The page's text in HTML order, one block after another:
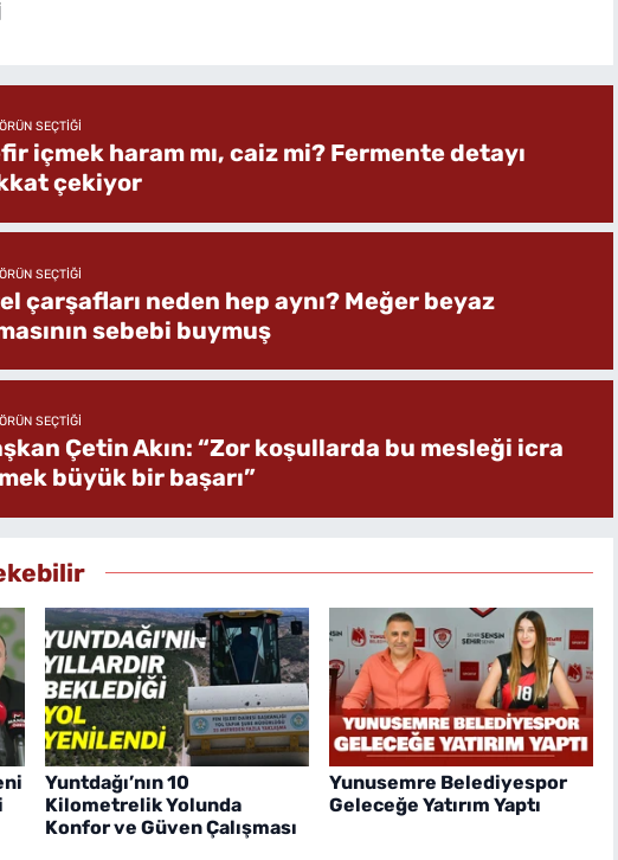
SEÇTIĞI
içmek haram mı, caiz mi? Fermente detayı
çekiyor
SEÇTIĞI
çarşafları neden hep aynı? Meğer beyaz
sebebi buymuş
SEÇTIĞI
Çetin Akın: “Zor koşullarda bu mesleği icra
büyük bir başarı”
Yuntdağı’nın 10
Kilometrelik Yolunda
Konfor ve Güven Çalışması
Yunusemre Belediyespor
Geleceğe Yatırım Yaptı